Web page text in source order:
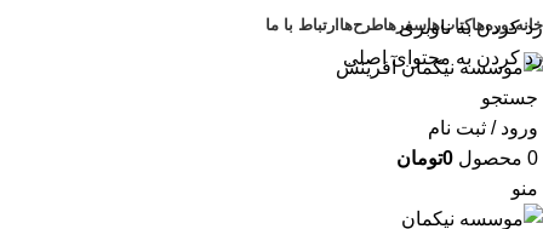
رد کردن به ناوبری
رد کردن به محتوای اصلی
خانهدوره‌هاکتاب‌هاسفرهاطرح‌ها ارتباط با ما
جستجو
ورود / ثبت نام
0 محصول 0تومان
منو